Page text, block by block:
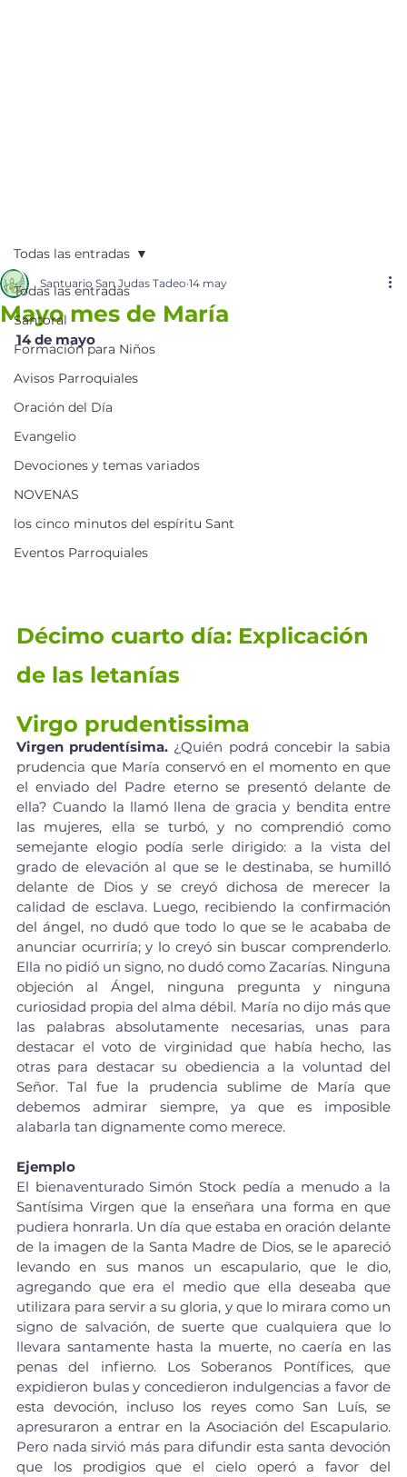
Todas las entradas
Santoral
Formación para Niños
Avisos Parroquiales
Oración del Día
Evangelio
Devociones y temas variados
NOVENAS
los cinco minutos del espíritu Sant
Eventos Parroquiales
Todas las entradas
Mayo mes de María
Santuario San Judas Tadeo 14 may
14 de mayo
Décimo cuarto día: Explicación
de las letanías
Virgo prudentissima
Virgen prudentísima. ¿Quién podrá concebir la sabia
prudencia que María conservó en el momento en que
el enviado del Padre eterno se presentó delante de
ella? Cuando la llamó llena de gracia y bendita entre
las mujeres, ella se turbó, y no comprendió como
semejante elogio podía serle dirigido: a la vista del
grado de elevación al que se le destinaba, se humilló
delante de Dios y se creyó dichosa de merecer la
calidad de esclava. Luego, recibiendo la confirmación
del ángel, no dudó que todo lo que se le acababa de
anunciar ocurriría; y lo creyó sin buscar comprenderlo.
Ella no pidió un signo, no dudó como Zacarías. Ninguna
objeción al Ángel, ninguna pregunta y ninguna
curiosidad propia del alma débil. María no dijo más que
las palabras absolutamente necesarias, unas para
destacar el voto de virginidad que había hecho, las
otras para destacar su obediencia a la voluntad del
Señor. Tal fue la prudencia sublime de María que
debemos admirar siempre, ya que es imposible
alabarla tan dignamente como merece.
Ejemplo
El bienaventurado Simón Stock pedía a menudo a la
Santísima Virgen que la enseñara una forma en que
pudiera honrarla. Un día que estaba en oración delante
de la imagen de la Santa Madre de Dios, se le apareció
levando en sus manos un escapulario, que le dio,
agregando que era el medio que ella deseaba que
utilizara para servir a su gloria, y que lo mirara como un
signo de salvación, de suerte que cualquiera que lo
llevara santamente hasta la muerte, no caería en las
penas del infierno. Los Soberanos Pontífices, que
expidieron bulas y concedieron indulgencias a favor de
esta devoción, incluso los reyes como San Luís, se
apresuraron a entrar en la Asociación del Escapulario.
Pero nada sirvió más para difundir esta santa devoción
que los prodigios que el cielo operó a favor del